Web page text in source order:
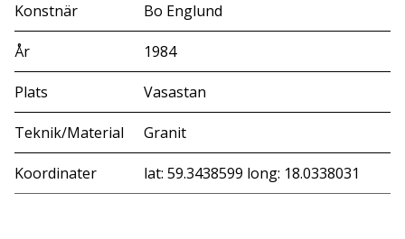
Konstnär Bo Englund
År 1984
Plats Vasastan
Teknik/Material Granit
Koordinater lat: 59.3438599 long: 18.0338031